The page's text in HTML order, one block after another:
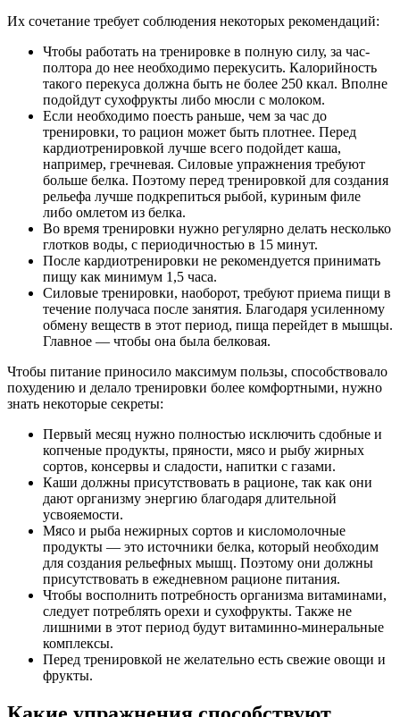
Их сочетание требует соблюдения некоторых рекомендаций:
Чтобы работать на тренировке в полную силу, за час-
полтора до нее необходимо перекусить. Калорийность
такого перекуса должна быть не более 250 ккал. Вполне
подойдут сухофрукты либо мюсли с молоком.
Если необходимо поесть раньше, чем за час до
тренировки, то рацион может быть плотнее. Перед
кардиотренировкой лучше всего подойдет каша,
например, гречневая. Силовые упражнения требуют
больше белка. Поэтому перед тренировкой для создания
рельефа лучше подкрепиться рыбой, куриным филе
либо омлетом из белка.
Во время тренировки нужно регулярно делать несколько
глотков воды, с периодичностью в 15 минут.
После кардиотренировки не рекомендуется принимать
пищу как минимум 1,5 часа.
Силовые тренировки, наоборот, требуют приема пищи в
течение получаса после занятия. Благодаря усиленному
обмену веществ в этот период, пища перейдет в мышцы.
Главное — чтобы она была белковая.
Чтобы питание приносило максимум пользы, способствовало
похудению и делало тренировки более комфортными, нужно
знать некоторые секреты:
Первый месяц нужно полностью исключить сдобные и
копченые продукты, пряности, мясо и рыбу жирных
сортов, консервы и сладости, напитки с газами.
Каши должны присутствовать в рационе, так как они
дают организму энергию благодаря длительной
усвояемости.
Мясо и рыба нежирных сортов и кисломолочные
продукты — это источники белка, который необходим
для создания рельефных мышц. Поэтому они должны
присутствовать в ежедневном рационе питания.
Чтобы восполнить потребность организма витаминами,
следует потреблять орехи и сухофрукты. Также не
лишними в этот период будут витаминно-минеральные
комплексы.
Перед тренировкой не желательно есть свежие овощи и
фрукты.